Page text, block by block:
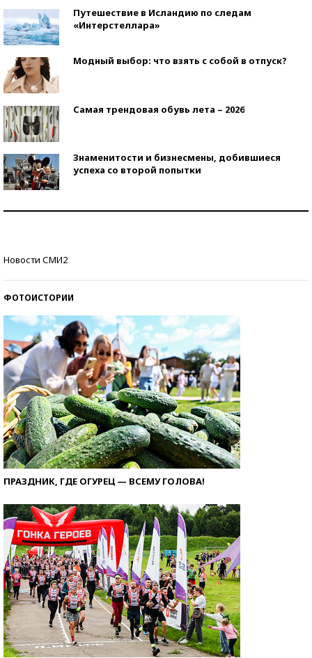
Путешествие в Исландию по следам
«Интерстеллара»
Модный выбор: что взять с собой в отпуск?
Самая трендовая обувь лета – 2026
Знаменитости и бизнесмены, добившиеся
успеха со второй попытки
Новости СМИ2
ФОТОИСТОРИИ
ПРАЗДНИК, ГДЕ ОГУРЕЦ — ВСЕМУ ГОЛОВА!